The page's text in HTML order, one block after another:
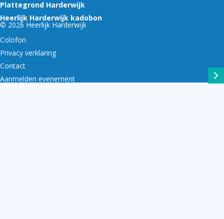
Plattegrond Harderwijk
Heerlijk Harderwijk kadobon
© 2026 Heerlijk Harderwijk
Colofon
Privacy verklaring
Contact
Aanmelden evenement